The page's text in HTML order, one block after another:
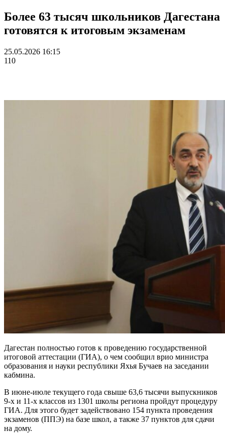
Более 63 тысяч школьников Дагестана
готовятся к итоговым экзаменам
25.05.2026 16:15
110
Дагестан полностью готов к проведению государственной
итоговой аттестации (ГИА), о чем сообщил врио министра
образования и науки республики Яхья Бучаев на заседании
кабмина.
В июне-июле текущего года свыше 63,6 тысячи выпускников
9-х и 11-х классов из 1301 школы региона пройдут процедуру
ГИА. Для этого будет задействовано 154 пункта проведения
экзаменов (ППЭ) на базе школ, а также 37 пунктов для сдачи
на дому.